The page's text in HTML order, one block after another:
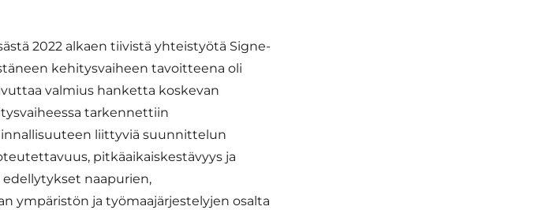
2022 alkaen tiivistä yhteistyötä Signe-
kehitysvaiheen tavoitteena oli
valmius hanketta koskevan
tarkennettiin
liittyviä suunnittelun
pitkäaikaiskestävyys ja
naapurien,
ympäristön ja työmaajärjestelyjen osalta